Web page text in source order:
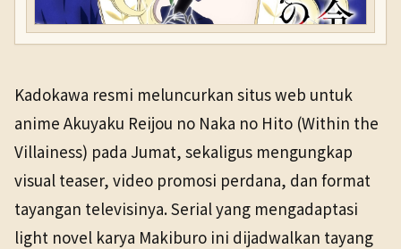
Kadokawa resmi meluncurkan situs web untuk
anime Akuyaku Reijou no Naka no Hito (Within the
Villainess) pada Jumat, sekaligus mengungkap
visual teaser, video promosi perdana, dan format
tayangan televisinya. Serial yang mengadaptasi
light novel karya Makiburo ini dijadwalkan tayang